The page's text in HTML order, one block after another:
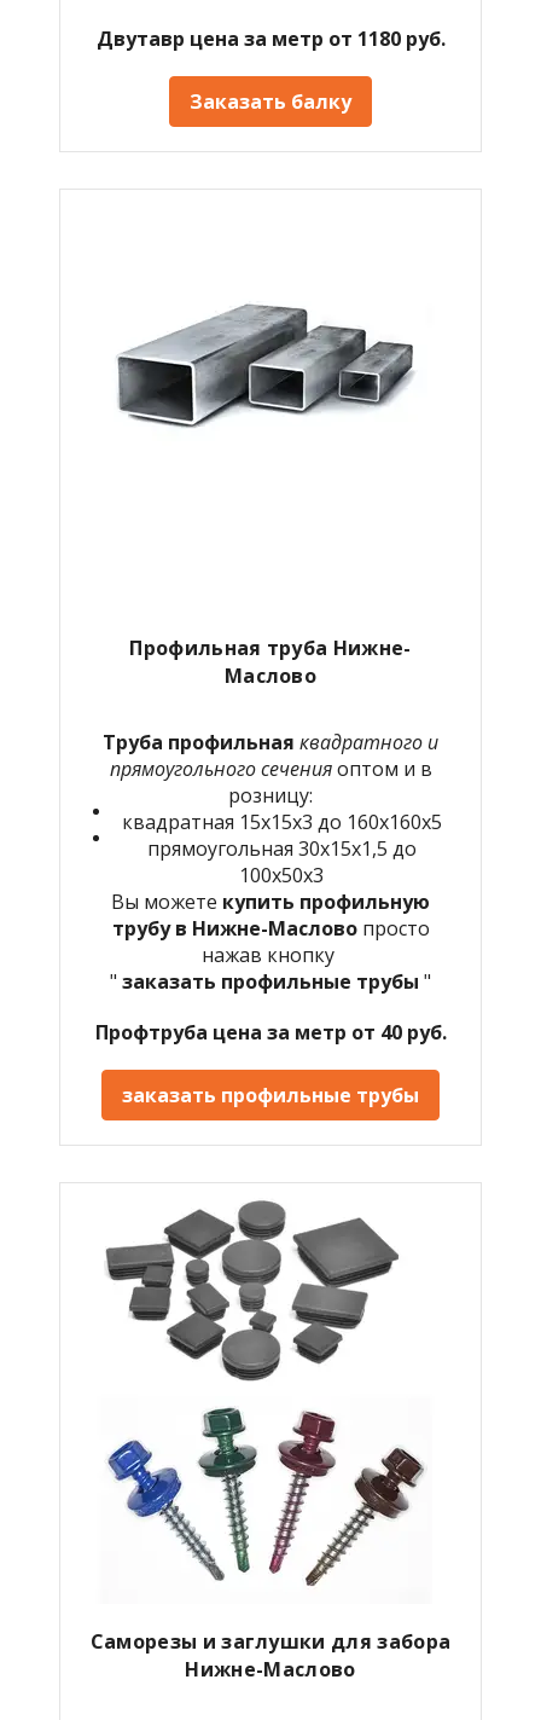
Двутавр цена за метр от 1180 руб.
Заказать балку
Профильная труба Нижне-
Маслово
Труба профильная квадратного и
прямоугольного сеченияоптом и в
розницу:
квадратная 15х15х3 до 160х160х5
прямоугольная 30х15х1,5 до
100х50х3
Вы можете купить профильную
трубу в Нижне-Маслово просто
нажав кнопку
" заказать профильные трубы "
Профтруба цена за метр от 40 руб.
заказать профильные трубы
Саморезы и заглушки для забора
Нижне-Маслово